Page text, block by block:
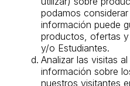
podamos
información puede
productos, ofertas
y/o Estudiantes.
Analizar las visitas
información sobre
nuestros visitantes